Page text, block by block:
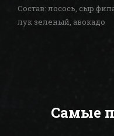
Состав: лосось, сыр
лук зеленый, авокадо
Самые